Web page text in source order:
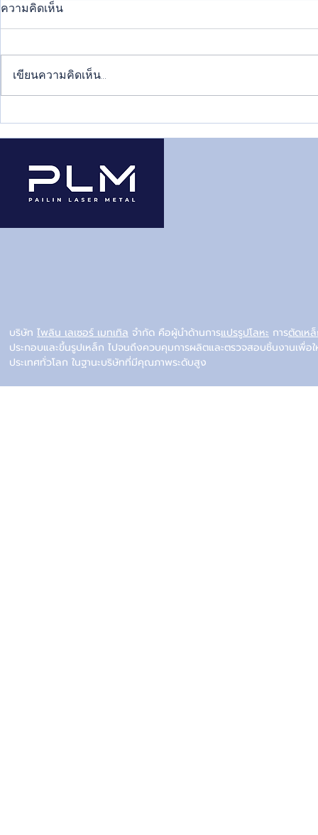
วิธีพ่นสีพาวเดอร์โค้ทที่ถูกต้อง
ทำให้สีติดทนยาวนาน
แนวเชื่อมเ
อะไรบ้าง แ
ความคิดเห็น
เขียนความคิดเห็น…
บริษัท ไพลิน เลเซอร์ เมทเทิล จำกัด คือผู้นำด้านการแปรรูปโลหะ การตัดเห
ประกอบและขึ้นรูปเหล็ก ไปจนถึงควบคุมการผลิตและตรวจสอบชิ้นงานเพื่
ประเทศทั่วโลก ในฐานะบริษัทที่มีคุณภาพระดับสูง